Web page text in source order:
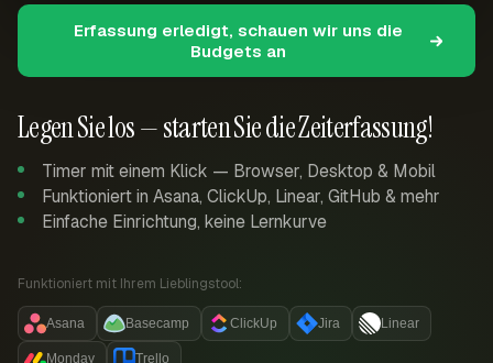
Legen Sie los — starten Sie die Zeiterfassung!
Timer mit einem Klick — Browser, Desktop & Mobil
Funktioniert in Asana, ClickUp, Linear, GitHub & mehr
Einfache Einrichtung, keine Lernkurve
Funktioniert mit Ihrem Lieblingstool:
Asana Basecamp ClickUp Jira Linear
Monday Trello
Erfassung erledigt, schauen wir uns die
Budgets an